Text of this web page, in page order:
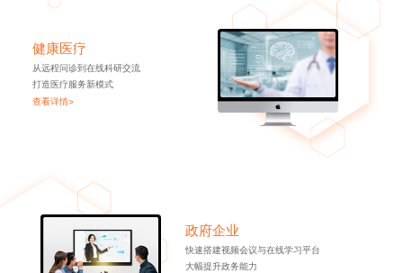
健康医疗
从远程问诊到在线科研交流
打造医疗服务新模式
查看详情>
政府企业
快速搭建视频会议与在线学习平台
大幅提升政务能力